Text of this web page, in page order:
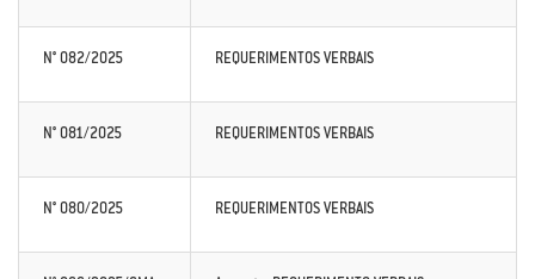
N° 082/2025 REQUERIMENTOS VERBAIS
N° 081/2025 REQUERIMENTOS VERBAIS
N° 080/2025 REQUERIMENTOS VERBAIS